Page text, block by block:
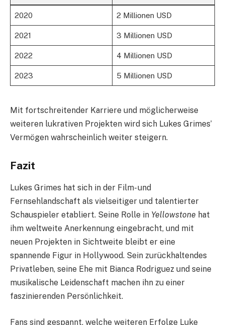
2020 2 Millionen USD
2021 3 Millionen USD
2022 4 Millionen USD
2023 5 Millionen USD
Mit fortschreitender Karriere und möglicherweise
weiteren lukrativen Projekten wird sich Lukes Grimes’
Vermögen wahrscheinlich weiter steigern.
Fazit
Lukes Grimes hat sich in der Film- und
Fernsehlandschaft als vielseitiger und talentierter
Schauspieler etabliert. Seine Rolle in Yellowstone hat
ihm weltweite Anerkennung eingebracht, und mit
neuen Projekten in Sichtweite bleibt er eine
spannende Figur in Hollywood. Sein zurückhaltendes
Privatleben, seine Ehe mit Bianca Rodriguez und seine
musikalische Leidenschaft machen ihn zu einer
faszinierenden Persönlichkeit.
Fans sind gespannt, welche weiteren Erfolge Luke